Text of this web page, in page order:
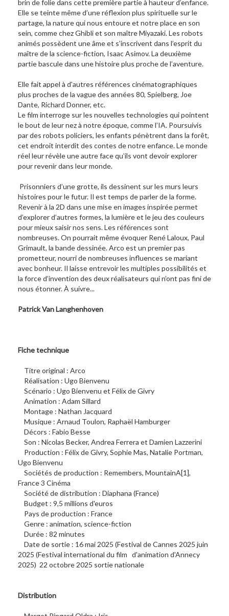
brin de folie dans cette première partie à hauteur d’enfance.
Elle se teinte même d’une réflexion plus spirituelle sur le
partage, la nature qui nous entoure et notre place en son
sein, comme chez Ghibli et son maître Miyazaki. Les robots
animés possèdent une âme et s’inscrivent dans l’esprit du
maître de la science-fiction, Isaac Asimov. La deuxième
partie bascule dans une histoire plus proche de l’aventure.
Elle fait appel à d'autres références cinématographiques
plus proches de la vague des années 80, Spielberg, Joe
Dante, Richard Donner, etc.
Le film interroge sur les nouvelles technologies qui pointent
le bout de leur nez à notre époque, comme l’IA. Poursuivis
par des robots policiers, les enfants pénètrent dans la forêt,
cet endroit interdit des contes de notre enfance. Le monde
réel leur révèle une autre face qu’ils vont devoir explorer
pour revenir dans leur monde.
Prisonniers d’une grotte, ils dessinent sur les murs leurs
histoires pour le futur. Il est temps de parler de la forme.
Revenir à la 2D dans une mise en images inspirée permet
d’explorer d’autres formes, la lumière et le jeu des couleurs
pour mieux saisir nos sens. Les références sont
nombreuses. On pourrait même évoquer René Laloux, Paul
Grimault, la bande dessinée. Arco est un premier pas
prometteur, nourri de nombreuses influences se mariant
avec bonheur. Il laisse entrevoir les multiples possibilités et
la force d’invention des deux réalisateurs qui n’ont pas fini de
nous étonner. À suivre...
Patrick Van Langhenhoven
Fiche technique
Titre original : Arco
Réalisation : Ugo Bienvenu
Scénario : Ugo Bienvenu et Félix de Givry
Animation : Adam Sillard
Montage : Nathan Jacquard
Musique : Arnaud Toulon, Raphaël Hamburger
Décors : Fabio Besse
Son : Nicolas Becker, Andrea Ferrera et Damien Lazzerini
Production : Félix de Givry, Sophie Mas, Natalie Portman,
Ugo Bienvenu
Sociétés de production : Remembers, MountainA[1],
France 3 Cinéma
Société de distribution : Diaphana (France)
Budget : 9,5 millions d'euros
Pays de production : France
Genre : animation, science-fiction
Durée : 82 minutes
Date de sortie : 16 mai 2025 (Festival de Cannes 2025 juin
2025 (Festival international du film d'animation d'Annecy
2025) 22 octobre 2025 sortie nationale
Distribution